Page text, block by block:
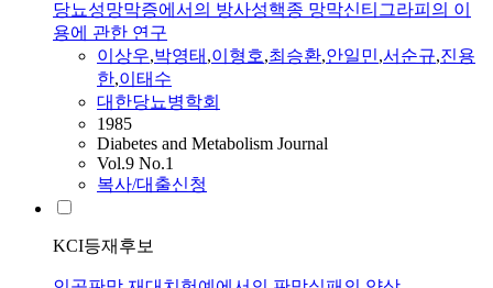
당뇨성망막증에서의 방사성핵종 망막신티그라피의 이
용에 관한 연구
이상우,박영태 ,이형호,최승환,안일민,서순규,진용
한,이태수
대한당뇨병학회
1985
Diabetes and Metabolism Journal
Vol.9 No.1
복사/대출신청
KCI등재후보